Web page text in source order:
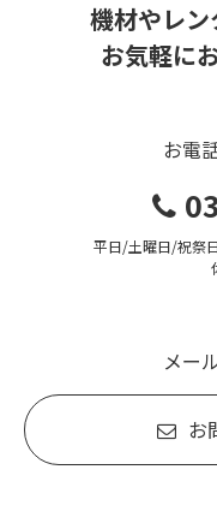
機材やレ
お気軽に
お電
平日/土曜日/祝祭
メー
お